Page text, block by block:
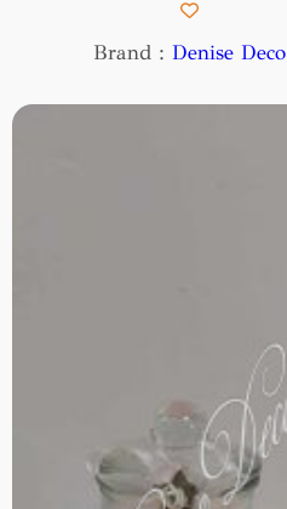
Brand :Denise Deco